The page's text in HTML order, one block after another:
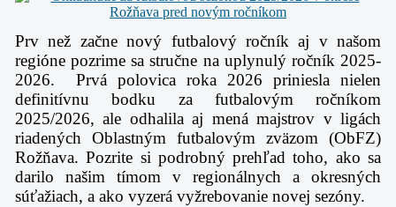
Prv než začne nový futbalový ročník aj v našom
regióne pozrime sa stručne na uplynulý ročník 2025-
2026. Prvá polovica roka 2026 priniesla nielen
definitívnu bodku za futbalovým ročníkom
2025/2026, ale odhalila aj mená majstrov v ligách
riadených Oblastným futbalovým zväzom (ObFZ)
Rožňava. Pozrite si podrobný prehľad toho, ako sa
darilo našim tímom v regionálnych a okresných
súťažiach, a ako vyzerá vyžrebovanie novej sezóny.